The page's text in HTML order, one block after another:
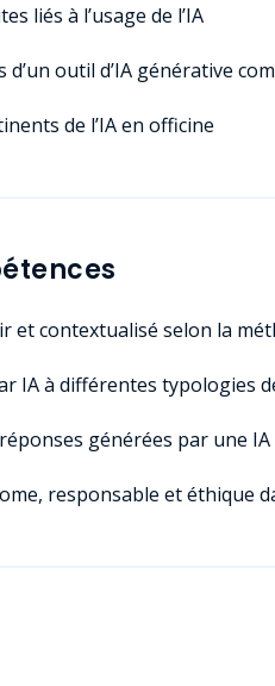
liés à l’usage de l’IA
outil d’IA générative
de l’IA en officine
contextualisé selon la
IA à différentes typologies
générées par une IA
responsable et éthique